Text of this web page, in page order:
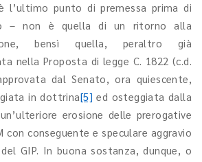
l’ultimo punto di premessa prima di
– non è quella di un ritorno alla
bensì quella, peraltro già
nella Proposta di legge C. 1822 (c.d.
dal Senato, ora quiescente,
in dottrina[5] ed osteggiata dalla
erosione delle prerogative
con conseguente e speculare aggravio
GIP. In buona sostanza, dunque, o